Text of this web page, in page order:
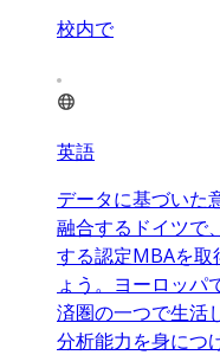
校内で
英語
データに基づいた
融合するドイツで
する認定MBAを取
ょう。ヨーロッパ
済圏の一つで生活
分析能力を身につ